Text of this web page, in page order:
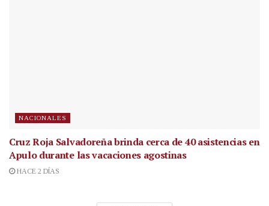
NACIONALES
Cruz Roja Salvadoreña brinda cerca de 40 asistencias en
Apulo durante las vacaciones agostinas
HACE 2 DÍAS